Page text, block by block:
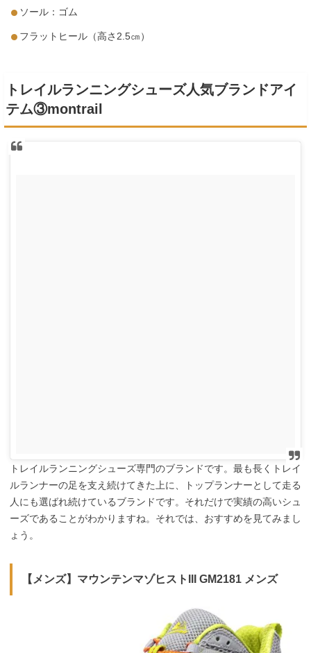
ソール：ゴム
フラットヒール（高さ2.5㎝）
トレイルランニングシューズ人気ブランドアイ
テム③montrail
トレイルランニングシューズ専門のブランドです。最も長くトレイ
ルランナーの足を支え続けてきた上に、トップランナーとして走る
人にも選ばれ続けているブランドです。それだけで実績の高いシュ
ーズであることがわかりますね。それでは、おすすめを見てみまし
ょう。
【メンズ】マウンテンマゾヒストIII GM2181 メンズ